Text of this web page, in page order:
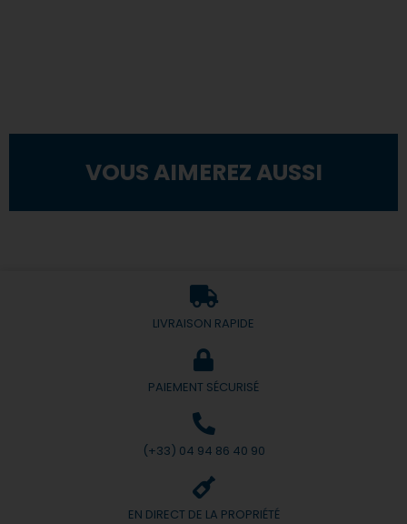
VOUS AIMEREZ AUSSI
LIVRAISON RAPIDE
PAIEMENT SÉCURISÉ
(+33) 04 94 86 40 90
EN DIRECT DE LA PROPRIÉTÉ